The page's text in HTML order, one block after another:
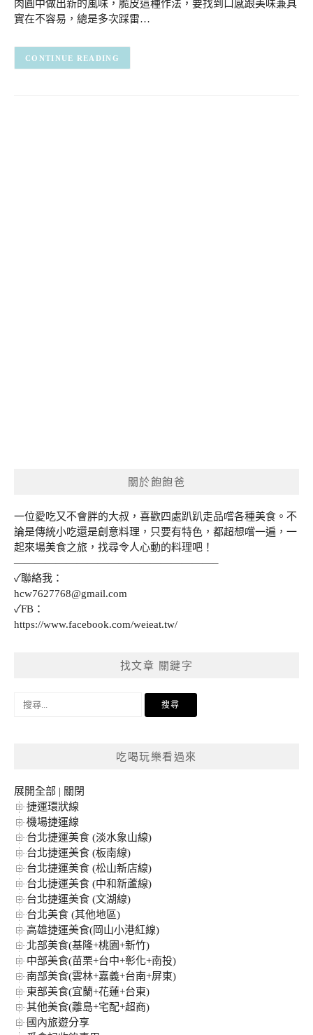
肉圓中做出新的風味，脆皮這種作法，要找到口感跟美味兼具
實在不容易，總是多次踩雷…
CONTINUE READING
關於飽飽爸
一位愛吃又不會胖的大叔，喜歡四處趴趴走品嚐各種美食。不
論是傳統小吃還是創意料理，只要有特色，都超想嚐一遍，一
起來場美食之旅，找尋令人心動的料理吧！
———————————————————–
✓聯絡我：
hcw7627768@gmail.com
✓FB：
https://www.facebook.com/weieat.tw/
找文章 關鍵字
搜
吃喝玩樂看過來
展開全部 | 關閉
捷運環狀線
機場捷運線
台北捷運美食 (淡水象山線)
台北捷運美食 (板南線)
台北捷運美食 (松山新店線)
台北捷運美食 (中和新蘆線)
台北捷運美食 (文湖線)
台北美食 (其他地區)
高雄捷運美食(岡山小港紅線)
北部美食(基隆+桃園+新竹)
中部美食(苗栗+台中+彰化+南投)
南部美食(雲林+嘉義+台南+屏東)
東部美食(宜蘭+花蓮+台東)
其他美食(離島+宅配+超商)
國內旅遊分享